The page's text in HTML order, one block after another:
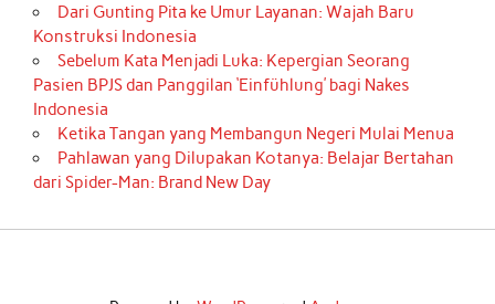
Dari Gunting Pita ke Umur Layanan: Wajah Baru
Konstruksi Indonesia
Sebelum Kata Menjadi Luka: Kepergian Seorang
Pasien BPJS dan Panggilan ‘Einfühlung’ bagi Nakes
Indonesia
Ketika Tangan yang Membangun Negeri Mulai Menua
Pahlawan yang Dilupakan Kotanya: Belajar Bertahan
dari Spider-Man: Brand New Day